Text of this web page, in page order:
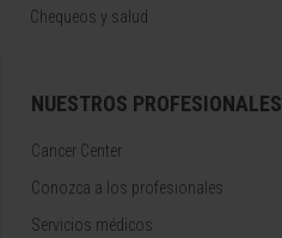
Chequeos y salud
NUESTROS PROFESIONALES
Cancer Center
Conozca a los profesionales
Servicios médicos